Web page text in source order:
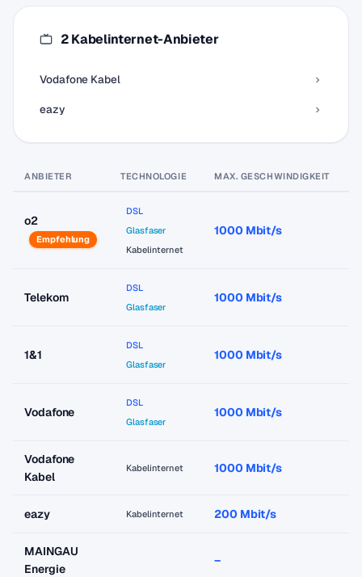
2 Kabelinternet-Anbieter
Vodafone Kabel
eazy
ANBIETER TECHNOLOGIE MAX. GESCHWINDIGKEIT
o2
Empfehlung
DSL
Glasfaser
Kabelinternet
1000 Mbit/s
Telekom
DSL
Glasfaser
1000 Mbit/s
1&1
DSL
Glasfaser
1000 Mbit/s
Vodafone
DSL
Glasfaser
1000 Mbit/s
Vodafone
Kabel
Kabelinternet 1000 Mbit/s
eazy Kabelinternet 200 Mbit/s
MAINGAU
Energie
–